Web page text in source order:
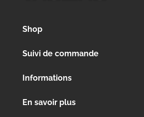
Shop
Suivi de commande
Informations
En savoir plus